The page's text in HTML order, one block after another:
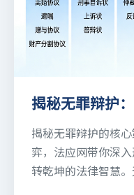
揭秘无罪辩护
揭秘无罪辩护的核
弈，法应网带你深
转乾坤的法律智慧